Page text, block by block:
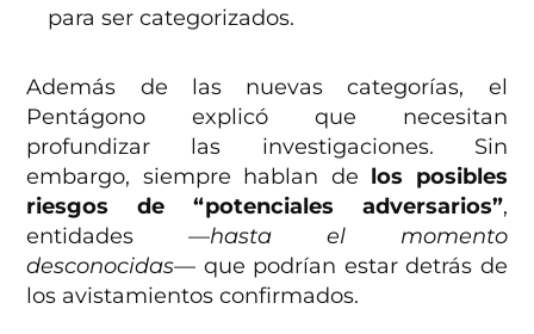
para ser categorizados.
Además de las nuevas categorías, el
Pentágono explicó que necesitan
profundizar las investigaciones. Sin
embargo, siempre hablan de los posibles
riesgos de “potenciales adversarios”,
entidades—hasta el momento
desconocidas— que podrían estar detrás de
los avistamientos confirmados.